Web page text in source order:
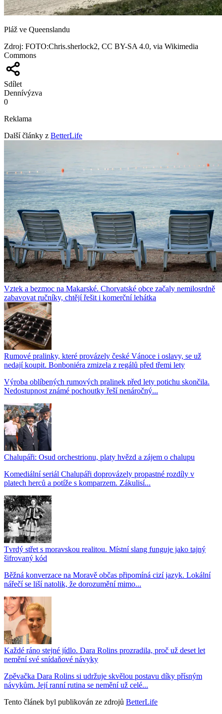
Pláž ve Queenslandu
Zdroj: FOTO:Chris.sherlock2, CC BY-SA 4.0, via Wikimedia
Commons
Sdílet
Dennívýzva
0
Reklama
Další články z BetterLife
Vztek a bezmoc na Makarské. Chorvatské obce začaly nemilosrdně
zabavovat ručníky, chtějí řešit i komerční lehátka
Rumové pralinky, které provázely české Vánoce i oslavy, se už
nedají koupit. Bonboniéra zmizela z regálů před třemi lety
Výroba oblíbených rumových pralinek před lety potichu skončila.
Nedostupnost známé pochoutky řeší nenáročný...
Chalupáři: Osud orchestrionu, platy hvězd a zájem o chalupu
Komediální seriál Chalupáři doprovázely propastné rozdíly v
platech herců a potíže s komparzem. Zákulisí...
Tvrdý střet s moravskou realitou. Místní slang funguje jako tajný
šifrovaný kód
Běžná konverzace na Moravě občas připomíná cizí jazyk. Lokální
nářečí se liší natolik, že dorozumění mimo...
Každé ráno stejné jídlo. Dara Rolins prozradila, proč už deset let
nemění své snídaňové návyky
Zpěvačka Dara Rolins si udržuje skvělou postavu díky přísným
návykům. Její ranní rutina se nemění už celé...
Tento článek byl publikován ze zdrojů BetterLife